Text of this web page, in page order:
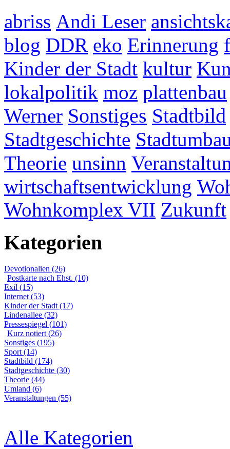
abriss Andi Leser
blog DDR eko Erinnerung
Kinder der Stadt kultur
lokalpolitik moz plattenbau
Werner Sonstiges Stadtbild
Stadtgeschichte
Theorie unsinn
wirtschaftsentwicklung
Wohnkomplex VII Zukunft
Kategorien
Devotionalien (26)
Postkarte nach Ehst. (10)
Exil (15)
Internet (53)
Kinder der Stadt (17)
Lindenallee (32)
Pressespiegel (101)
Kurz notiert (26)
Sonstiges (195)
Sport (14)
Stadtbild (174)
Stadtgeschichte (30)
Theorie (44)
Umland (6)
Veranstaltungen (55)
Alle Kategorien